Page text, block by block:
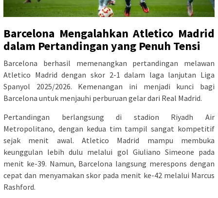
Barcelona Mengalahkan Atletico Madrid
dalam Pertandingan yang Penuh Tensi
Barcelona berhasil memenangkan pertandingan melawan
Atletico Madrid dengan skor 2-1 dalam laga lanjutan Liga
Spanyol 2025/2026. Kemenangan ini menjadi kunci bagi
Barcelona untuk menjauhi perburuan gelar dari Real Madrid.
Pertandingan berlangsung di stadion Riyadh Air
Metropolitano, dengan kedua tim tampil sangat kompetitif
sejak menit awal. Atletico Madrid mampu membuka
keunggulan lebih dulu melalui gol Giuliano Simeone pada
menit ke-39. Namun, Barcelona langsung merespons dengan
cepat dan menyamakan skor pada menit ke-42 melalui Marcus
Rashford.